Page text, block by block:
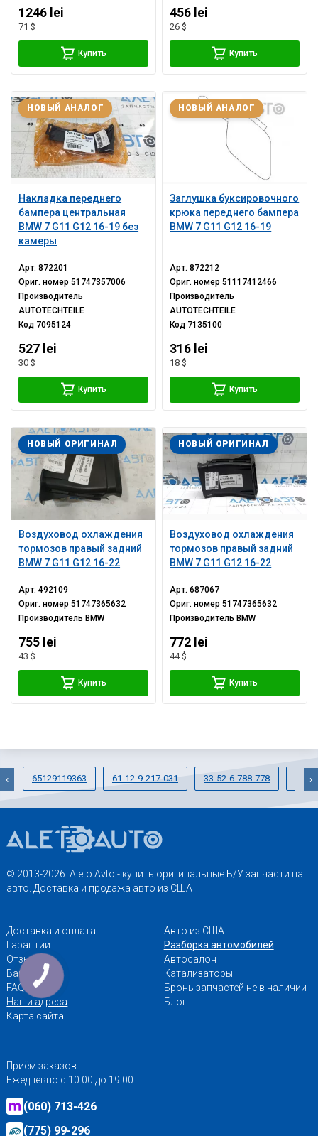
1246 lei
71 $
Купить
456 lei
26 $
Купить
Накладка переднего
бампера центральная
BMW 7 G11 G12 16-19 без
камеры
НОВЫЙ АНАЛОГ
Арт.872201
Ориг. номер51747357006
Производитель
AUTOTECHTEILE
Код 7095124
527 lei
30 $
Купить
Заглушка буксировочного
крюка переднего бампера
BMW 7 G11 G12 16-19
НОВЫЙ АНАЛОГ
Арт.872212
Ориг. номер51117412466
Производитель
AUTOTECHTEILE
Код 7135100
316 lei
18 $
Купить
Воздуховод охлаждения
тормозов правый задний
BMW 7 G11 G12 16-22
НОВЫЙ ОРИГИНАЛ
Арт.492109
Ориг. номер51747365632
Производитель BMW
755 lei
43 $
Купить
Воздуховод охлаждения
тормозов правый задний
BMW 7 G11 G12 16-22
НОВЫЙ ОРИГИНАЛ
Арт.687067
Ориг. номер51747365632
Производитель BMW
772 lei
44 $
Купить
65129119363 61-12-9-217-031 33-52-6-788-778 51
‹ ›
© 2013-2026. Aleto Avto - купить оригинальные Б/У запчасти на
авто. Доставка и продажа авто из США
Доставка и оплата
Гарантии
Отзывы
Вакансии
FAQ
Наши адреса
Карта сайта
Авто из США
Разборка автомобилей
Автосалон
Катализаторы
Бронь запчастей не в наличии
Блог
Приём заказов:
Ежедневно с 10:00 до 19:00
(060) 713-426
(775) 99-296